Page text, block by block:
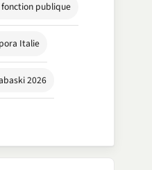
fonction publique
Italie
2026